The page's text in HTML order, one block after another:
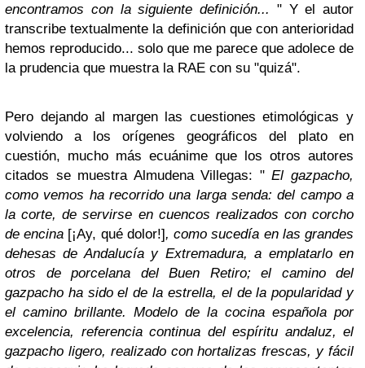
encontramos con la siguiente definición... " Y el autor
transcribe textualmente la definición que con anterioridad
hemos reproducido... solo que me parece que adolece de
la prudencia que muestra la RAE con su "quizá".
Pero dejando al margen las cuestiones etimológicas y
volviendo a los orígenes geográficos del plato en
cuestión, mucho más ecuánime que los otros autores
citados se muestra Almudena Villegas: "El gazpacho,
como vemos ha recorrido una larga senda: del campo a
la corte, de servirse en cuencos realizados con corcho
de encina [¡Ay, qué dolor!], como sucedía en las grandes
dehesas de Andalucía y Extremadura, a emplatarlo en
otros de porcelana del Buen Retiro; el camino del
gazpacho ha sido el de la estrella, el de la popularidad y
el camino brillante. Modelo de la cocina española por
excelencia, referencia continua del espíritu andaluz, el
gazpacho ligero, realizado con hortalizas frescas, y fácil